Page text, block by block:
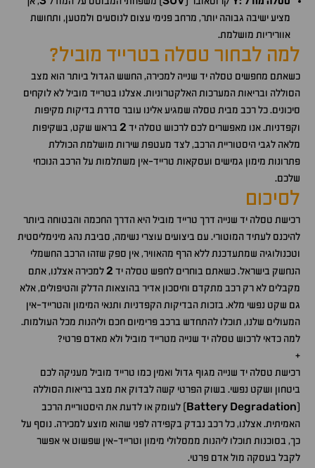
מציע ישיבה גבוהה יותר, מרחב פנימי עצום לנוסעים ולמטען, ותחושת
אווריריות מושלמת.
למה לבחור טסלה בטרייד מוביל?
כשאתם מחפשים טסלה יד שנייה למכירה, החשש הגדול ביותר הוא מצב
הסוללה ובריאות המערכות האלקטרוניות. אצלנו בטרייד מוביל לא לוקחים
סיכונים. כל רכב מבית טסלה שמגיע אלינו עובר סדרת בדיקות מקיפות
וקפדניות. אנו מאפשרים לכם לרכוש טסלה יד 2 בראש שקט, בשקיפות
מלאה לגבי היסטוריית הרכב, לצד מעטפת שירות מושלמת הכוללת
פתרונות מימון גמישים ועסקאות טרייד-אין משתלמות על הרכב הנוכחי
שלכם.
לסיכום
רכישת טסלה יד שנייה דרך טרייד מוביל היא הדרך החכמה והבטוחה ביותר
להיכנס לעתיד המוטורי. עם ביצועים עוצרי נשימה, סביבת נהג מינימליסטית
וטכנולוגיה שמתעדכנת ללא הרף מהאוויר, אין ספק שזהו הרכב החשמלי
הנחשק בישראל. כשאתם בוחרים לחפש טסלה יד 2למכירה אצלנו, אתם
מקבלים לא רק רכב מתקדם וחיסכון אדיר בהוצאות הדלק והטיפולים, אלא
גם שקט נפשי מלא. בזכות הבדיקות הקפדניות ותנאי המימון והטרייד-אין
המעולים שלנו, תוכלו להתחדש ברכב פרימיום חכם וליהנות מכל העולמות.
למה כדאי לרכוש טסלה יד שנייה מטרייד מוביל ולא מאדם פרטי?
+
רכישת טסלה יד שנייה מגוף גדול ואמין כמו טרייד מוביל מעניקה לכם
ביטחון ושקט נפשי. בשוק הפרטי קשה לבדוק את מצב בריאות הסוללה
(
Battery Degradation
) לעומק או לדעת את היסטוריית הרכב
האמיתית. אצלנו, כל רכב נבדק בקפידה לפני שהוא מוצע למכירה. נוסף על
כך, בסוכנות תוכלו ליהנות ממסלולי מימון וטרייד-אין שפשוט אי אפשר
לקבל בעסקה מול אדם פרטי.